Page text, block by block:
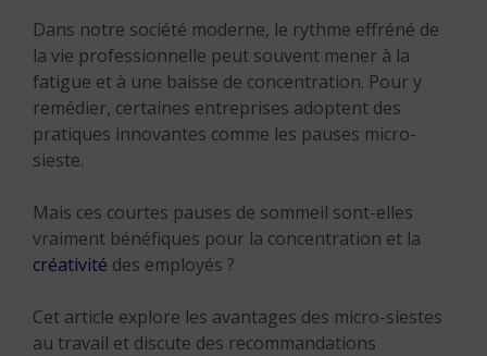
Dans notre société moderne, le rythme effréné de
la vie professionnelle peut souvent mener à la
fatigue et à une baisse de concentration. Pour y
remédier, certaines entreprises adoptent des
pratiques innovantes comme les pauses micro-
sieste.
Mais ces courtes pauses de sommeil sont-elles
vraiment bénéfiques pour la concentration et la
créativité des employés ?
Cet article explore les avantages des micro-siestes
au travail et discute des recommandations